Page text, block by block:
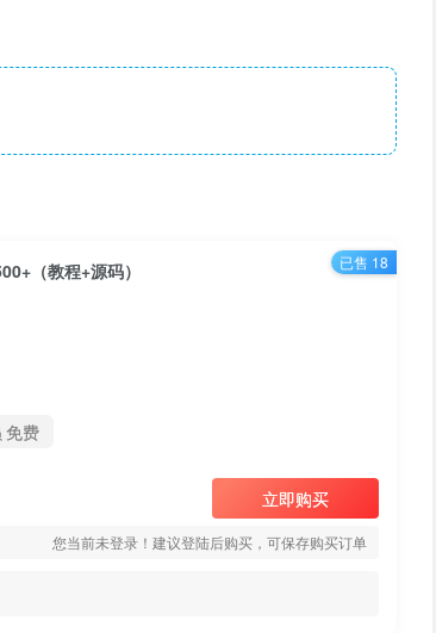
（教程+源码）
免费
立即购买
您当前未登录！建议登陆后购买，可保存购买订单
已售 18